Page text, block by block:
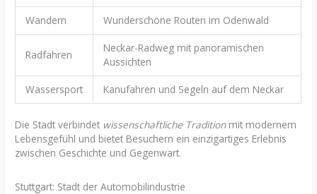
Wandern Wunderschöne Routen im Odenwald
Radfahren
Neckar-Radweg mit panoramischen
Aussichten
Wassersport Kanufahren und Segeln auf dem Neckar
Die Stadt verbindet wissenschaftliche Traditionmit modernem
Lebensgefühl und bietet Besuchern ein einzigartiges Erlebnis
zwischen Geschichte und Gegenwart.
Stuttgart: Stadt der Automobilindustrie